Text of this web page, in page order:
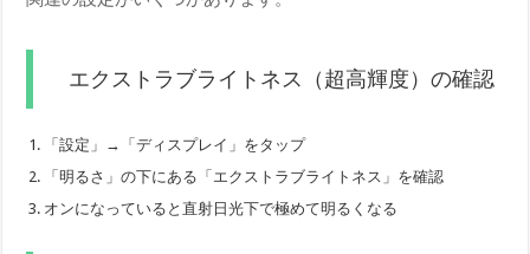
エクストラブライトネス（超高輝度）の確認
「設定」→「ディスプレイ」をタップ
「明るさ」の下にある「エクストラブライトネス」を確認
オンになっていると直射日光下で極めて明るくなる